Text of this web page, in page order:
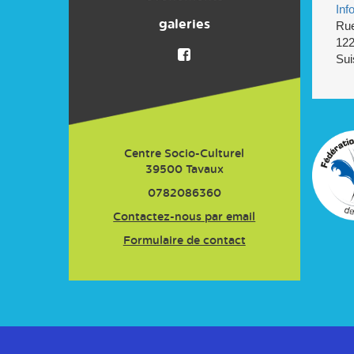
Compétitions
Calendrier des activités
Randonnée pédestre
INSCRIPTION
Réglement - Assurance
Trophée Ski Alpin du Jura
Tarifs Licences
galeries
Centre Socio-Culturel
39500 Tavaux
0782086360
Contactez-nous par email
Formulaire de contact